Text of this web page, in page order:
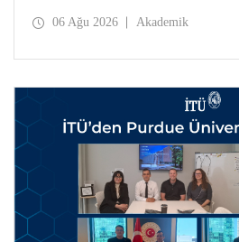
ilgili fakülte ve birimler adaylara
06 Ağu 2026 Akademik